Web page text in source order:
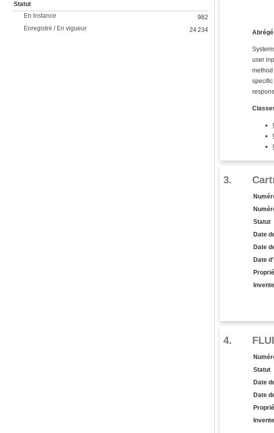
Statut
En Instance
982
Enregistré / En vigueur
24 234 Abrégé
user
3.
Statut
Date
Date
Date
4.
Statut
Date
Date